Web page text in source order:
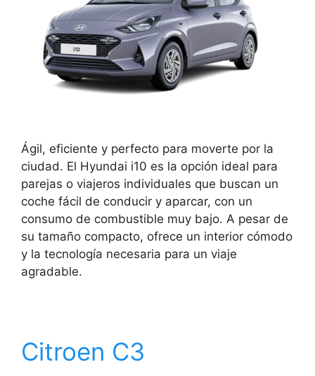
Ágil, eficiente y perfecto para moverte por la
ciudad. El Hyundai i10 es la opción ideal para
parejas o viajeros individuales que buscan un
coche fácil de conducir y aparcar, con un
consumo de combustible muy bajo. A pesar de
su tamaño compacto, ofrece un interior cómodo
y la tecnología necesaria para un viaje
agradable.
Citroen C3